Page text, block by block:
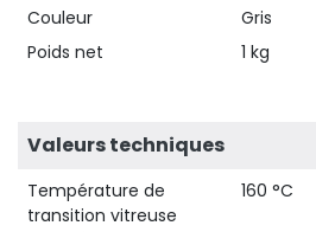
Couleur
Gris
Poids net
1 kg
Valeurs techniques
Température de
transition vitreuse
160 °C